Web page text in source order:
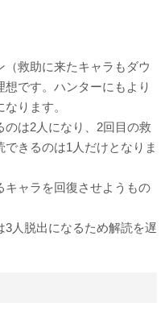
救助に来たキャラもダウ
です。ハンターにもより
ります。
のは2人になり、2回目の救
きるのは1人だけとなりま
キャラを回復させようもの
人脱出になるため解読を遅